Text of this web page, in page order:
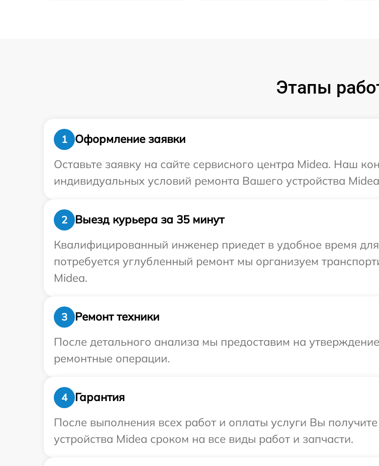
Этапы
1
Оформление заявки
Оставьте заявку на сайте сервисного центра Midea. Наш
индивидуальных условий ремонта Вашего устройства
2
Выезд курьера за 35 минут
Квалифицированный инженер приедет в удобное время
потребуется углубленный ремонт мы организуем
Midea.
3
Ремонт техники
После детального анализа мы предоставим на
ремонтные операции.
4
Гарантия
После выполнения всех работ и оплаты услуги Вы
устройства Midea сроком на все виды работ и запчасти.